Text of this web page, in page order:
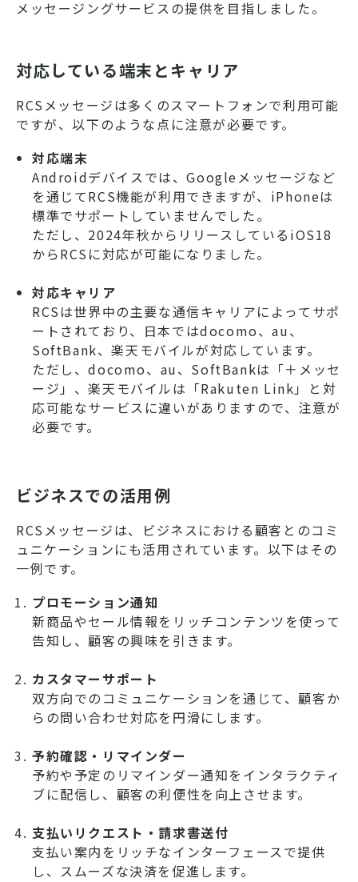
メッセージングサービスの提供を目指しました。
対応している端末とキャリア
RCSメッセージは多くのスマートフォンで利用可能
ですが、以下のような点に注意が必要です。
対応端末
Androidデバイスでは、Googleメッセージなど
を通じてRCS機能が利用できますが、iPhoneは
標準でサポートしていませんでした。
ただし、2024年秋からリリースしているiOS18
からRCSに対応が可能になりました。
対応キャリア
RCSは世界中の主要な通信キャリアによってサポ
ートされており、日本ではdocomo、au、
SoftBank、楽天モバイルが対応しています。
ただし、docomo、au、SoftBankは「＋メッセ
ージ」、楽天モバイルは「Rakuten Link」と対
応可能なサービスに違いがありますので、注意が
必要です。
ビジネスでの活用例
RCSメッセージは、ビジネスにおける顧客とのコミ
ュニケーションにも活用されています。以下はその
一例です。
プロモーション通知
新商品やセール情報をリッチコンテンツを使って
告知し、顧客の興味を引きます。
カスタマーサポート
双方向でのコミュニケーションを通じて、顧客か
らの問い合わせ対応を円滑にします。
予約確認・リマインダー
予約や予定のリマインダー通知をインタラクティ
ブに配信し、顧客の利便性を向上させます。
支払いリクエスト・請求書送付
支払い案内をリッチなインターフェースで提供
し、スムーズな決済を促進します。